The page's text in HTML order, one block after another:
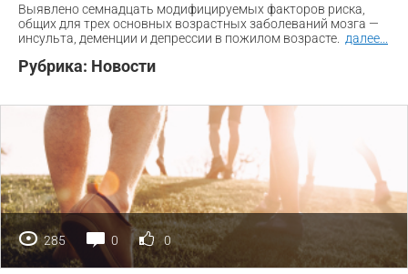
Выявлено семнадцать модифицируемых факторов риска,
общих для трех основных возрастных заболеваний мозга —
инсульта, деменции и депрессии в пожилом возрасте.
далее
Рубрика: Новости
285 0 0